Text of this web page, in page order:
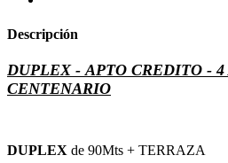
Descripción
DUPLEX - APTO CREDITO -
CENTENARIO
DUPLEX de 90Mts + TERRAZA